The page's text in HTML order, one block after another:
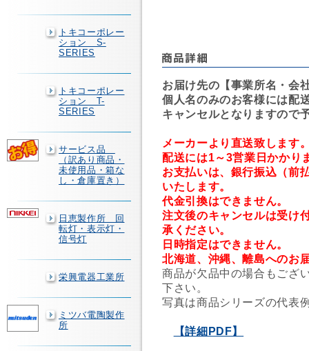
トキコーポレー
ション S-
SERIES
トキコーポレー
ション T-
SERIES
サービス品
（訳あり商品・
未使用品・箱な
し・倉庫置き）
日恵製作所 回
転灯・表示灯・
信号灯
栄興電器工業所
ミツバ電陶製作
所
お届け先の【事業所名・会
個人名のみのお客様には配
キャンセルとなりますので
メーカーより直送致します
配送には1～3営業日かかり
お支払いは、銀行振込（前
いたします。
代金引換はできません。
注文後のキャンセルは受け
承ください。
日時指定はできません。
北海道、沖縄、離島へのお
商品が欠品中の場合もござ
下さい。
写真は商品シリーズの代表
【詳細PDF】